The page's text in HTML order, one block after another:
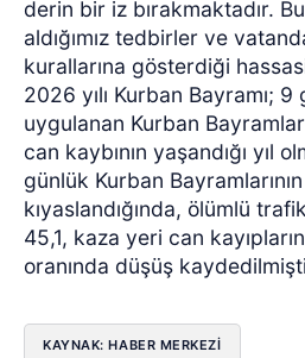
derin bir iz bırakmaktadır.
aldığımız tedbirler ve
kurallarına gösterdiği
2026 yılı Kurban Bayramı;
uygulanan Kurban
can kaybının yaşandığı yıl
günlük Kurban
kıyaslandığında, ölümlü
45,1, kaza yeri can
oranında düşüş
KAYNAK: HABER MERKEZİ